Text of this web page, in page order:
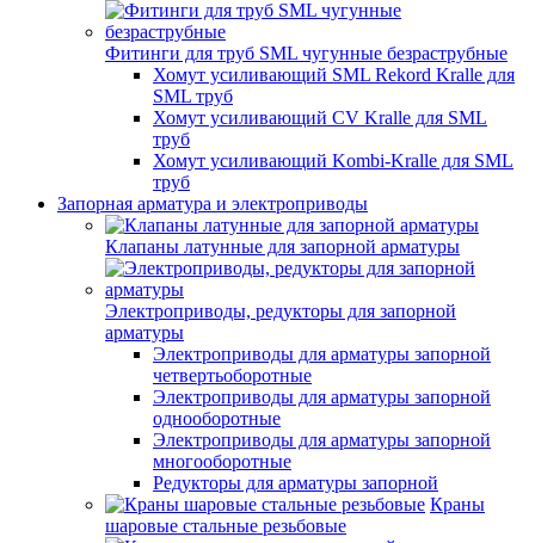
Фитинги для труб SML чугунные безраструбные
Хомут усиливающий SML Rekord Kralle для
SML труб
Хомут усиливающий CV Kralle для SML
труб
Хомут усиливающий Kombi-Kralle для SML
труб
Запорная арматура и электроприводы
Клапаны латунные для запорной арматуры
Электроприводы, редукторы для запорной
арматуры
Электроприводы для арматуры запорной
четвертьоборотные
Электроприводы для арматуры запорной
однооборотные
Электроприводы для арматуры запорной
многооборотные
Редукторы для арматуры запорной
Краны
шаровые стальные резьбовые